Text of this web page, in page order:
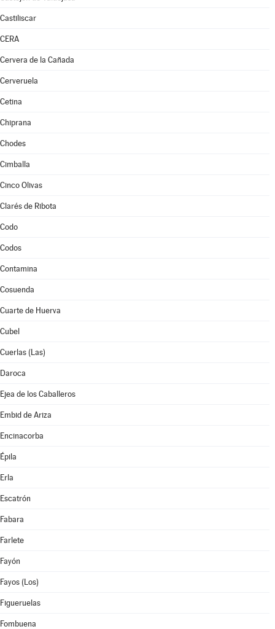
Castiliscar
CERA
Cervera de la Cañada
Cerveruela
Cetina
Chiprana
Chodes
Cimballa
Cinco Olivas
Clarés de Ribota
Codo
Codos
Contamina
Cosuenda
Cuarte de Huerva
Cubel
Cuerlas (Las)
Daroca
Ejea de los Caballeros
Embid de Ariza
Encinacorba
Épila
Erla
Escatrón
Fabara
Farlete
Fayón
Fayos (Los)
Figueruelas
Fombuena